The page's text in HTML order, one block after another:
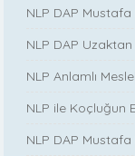
NLP DAP Mustafa
NLP DAP
NLP Anlamlı
NLP ile Koçluğun
NLP DAP Mustafa